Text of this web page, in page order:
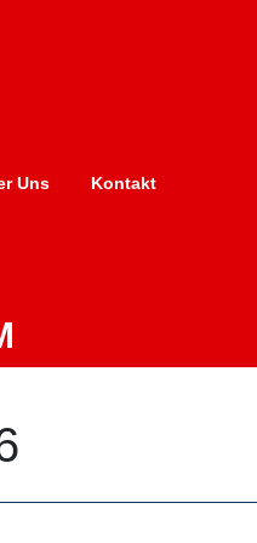
Uns Kontakt